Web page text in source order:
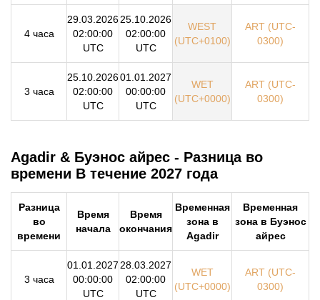
4 часа
29.03.2026
02:00:00
UTC
25.10.2026
02:00:00
UTC
WEST
(UTC+0100)
ART (UTC-
0300)
3 часа
25.10.2026
02:00:00
UTC
01.01.2027
00:00:00
UTC
WET
(UTC+0000)
ART (UTC-
0300)
Agadir & Буэнос айрес - Разница во
времени В течение 2027 года
Разница
во
времени
Время
начала
Время
окончания
Временная
зона в
Agadir
Временная
зона в Буэнос
айрес
3 часа
01.01.2027
00:00:00
UTC
28.03.2027
02:00:00
UTC
WET
(UTC+0000)
ART (UTC-
0300)